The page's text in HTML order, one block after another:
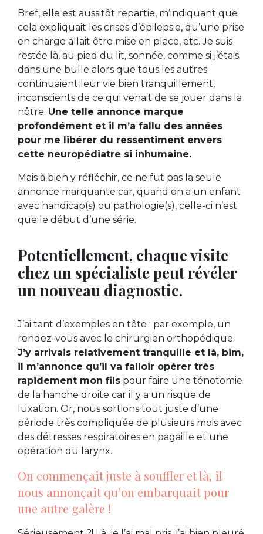
Bref, elle est aussitôt repartie, m’indiquant que
cela expliquait les crises d’épilepsie, qu’une prise
en charge allait être mise en place, etc. Je suis
restée là, au pied du lit, sonnée, comme si j’étais
dans une bulle alors que tous les autres
continuaient leur vie bien tranquillement,
inconscients de ce qui venait de se jouer dans la
nôtre. Une telle annonce marque
profondément et il m’a fallu des années
pour me libérer du ressentiment envers
cette neuropédiatre si inhumaine.
Mais à bien y réfléchir, ce ne fut pas la seule
annonce marquante car, quand on a un enfant
avec handicap(s) ou pathologie(s), celle-ci n’est
que le début d’une série.
Potentiellement, chaque visite
chez un spécialiste peut révéler
un nouveau diagnostic.
J’ai tant d’exemples en tête : par exemple, un
rendez-vous avec le chirurgien orthopédique.
J’y arrivais relativement tranquille et là, bim,
il m’annonce qu’il va falloir opérer très
rapidement mon fils pour faire une ténotomie
de la hanche droite car il y a un risque de
luxation. Or, nous sortions tout juste d’une
période très compliquée de plusieurs mois avec
des détresses respiratoires en pagaille et une
opération du larynx.
On commençait juste à souffler et là, il
nous annonçait qu’on embarquait pour
une autre galère !